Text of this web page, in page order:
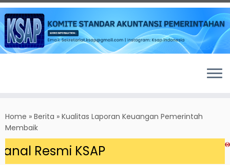
to
content
Home » Berita » Kualitas Laporan Keuangan Pemerintah
Membaik
Resmi KSAP